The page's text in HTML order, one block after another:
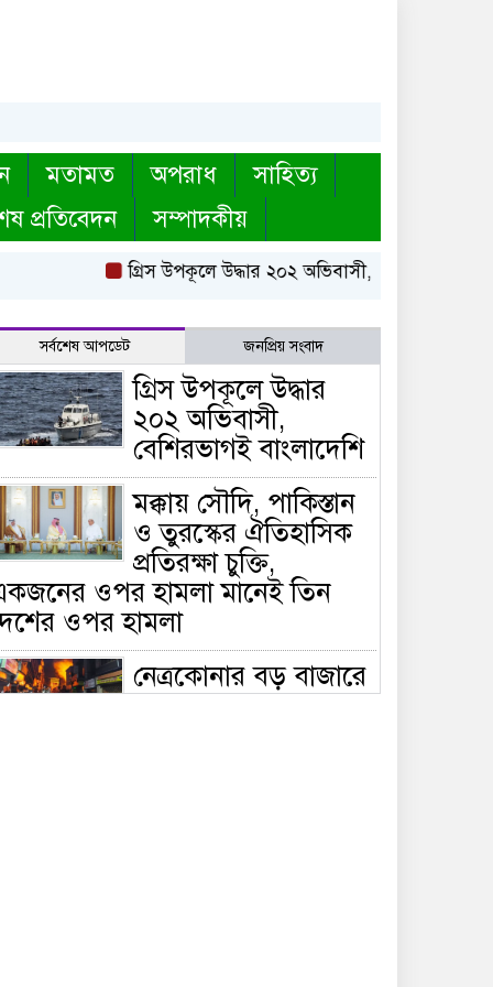
মতামত অপরাধ
সাহিত্য
প্রতিবেদন সম্পাদকীয়
গ্রিস উপকূলে উদ্ধার ২০২ অভিবাসী, বেশিরভাগই
সর্বশেষ আপডেট জনপ্রিয় সংবাদ
গ্রিস উপকূলে উদ্ধার
২০২ অভিবাসী,
বেশিরভাগই বাংলাদেশি
মক্কায় সৌদি, পাকিস্তান
ও তুরস্কের ঐতিহাসিক
প্রতিরক্ষা চুক্তি,
ওপর হামলা মানেই তিন
ওপর হামলা
নেত্রকোনার বড় বাজারে
ভয়াবহ আগুন, পুড়ছে ৫